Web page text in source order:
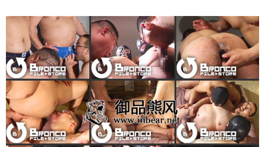
[BULL]めがねデーブ